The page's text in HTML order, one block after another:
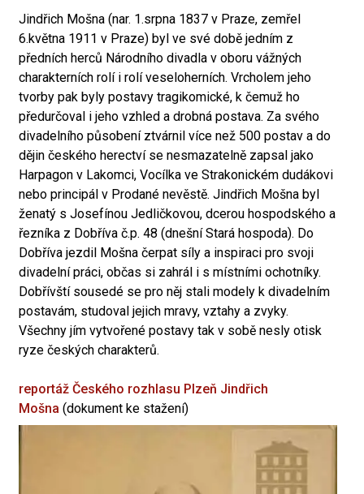
Jindřich Mošna (nar. 1.srpna 1837 v Praze, zemřel
6.května 1911 v Praze) byl ve své době jedním z
předních herců Národního divadla v oboru vážných
charakterních rolí i rolí veseloherních. Vrcholem jeho
tvorby pak byly postavy tragikomické, k čemuž ho
předurčoval i jeho vzhled a drobná postava. Za svého
divadelního působení ztvárnil více než 500 postav a do
dějin českého herectví se nesmazatelně zapsal jako
Harpagon v Lakomci, Vocílka ve Strakonickém dudákovi
nebo principál v Prodané nevěstě. Jindřich Mošna byl
ženatý s Josefínou Jedličkovou, dcerou hospodského a
řezníka z Dobříva č.p. 48 (dnešní Stará hospoda). Do
Dobříva jezdil Mošna čerpat síly a inspiraci pro svoji
divadelní práci, občas si zahrál i s místními ochotníky.
Dobřívští sousedé se pro něj stali modely k divadelním
postavám, studoval jejich mravy, vztahy a zvyky.
Všechny jím vytvořené postavy tak v sobě nesly otisk
ryze českých charakterů.
reportáž Českého rozhlasu Plzeň Jindřich
Mošna (dokument ke stažení)